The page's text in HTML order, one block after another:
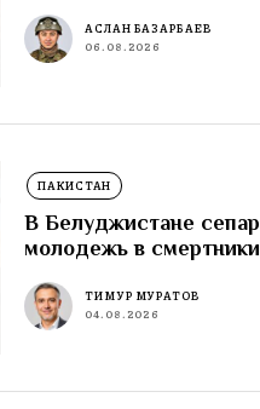
АСЛАН БАЗАРБАЕВ
06.08.2026
ПАКИСТАН
В Белуджистане
молодежь в смертники
ТИМУР МУРАТОВ
04.08.2026